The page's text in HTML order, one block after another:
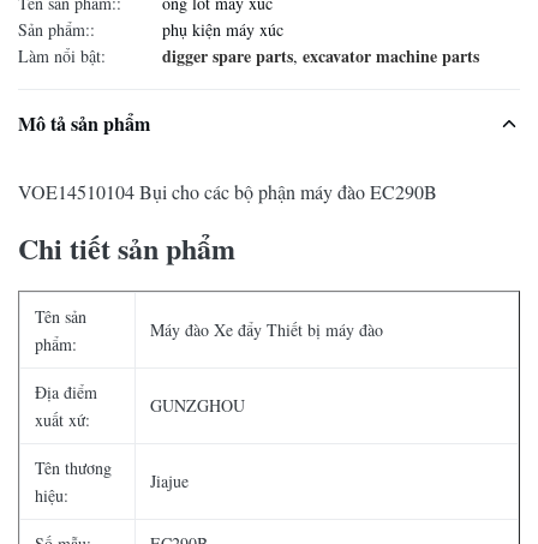
Sản phẩm::
phụ kiện máy xúc
Làm nổi bật:
digger spare parts, excavator machine parts
Mô tả sản phẩm
VOE14510104 Bụi cho các bộ phận máy đào EC290B
Chi tiết sản phẩm
Tên sản
phẩm:
Máy đào Xe đẩy Thiết bị máy đào
Địa điểm
xuất xứ:
GUNZGHOU
Tên thương
hiệu:
Jiajue